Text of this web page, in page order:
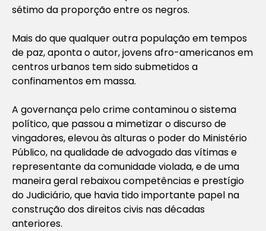
sétimo da proporção entre os negros.
Mais do que qualquer outra população em tempos
de paz, aponta o autor, jovens afro-americanos em
centros urbanos tem sido submetidos a
confinamentos em massa.
A governança pelo crime contaminou o sistema
político, que passou a mimetizar o discurso de
vingadores, elevou às alturas o poder do Ministério
Público, na qualidade de advogado das vítimas e
representante da comunidade violada, e de uma
maneira geral rebaixou competências e prestígio
do Judiciário, que havia tido importante papel na
construção dos direitos civis nas décadas
anteriores.